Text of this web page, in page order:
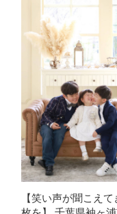
【笑い声が聞こえ